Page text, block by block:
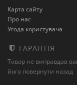
Карта сайту
Про нас
Угода користувача
ГАРАНТІЯ
Товар не виправдав
його повернути назад